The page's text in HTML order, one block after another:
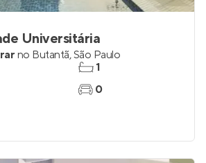
Universitária
no Butantã,São Paulo
1
0